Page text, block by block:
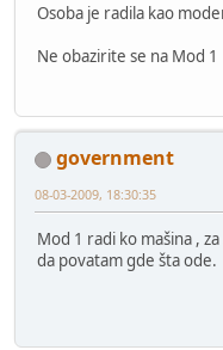
Osoba je radila kao
Ne obazirite se na Mod 1
government
08-03-2009, 18:30:35
Mod 1 radi ko mašina ,
da povatam gde šta ode.